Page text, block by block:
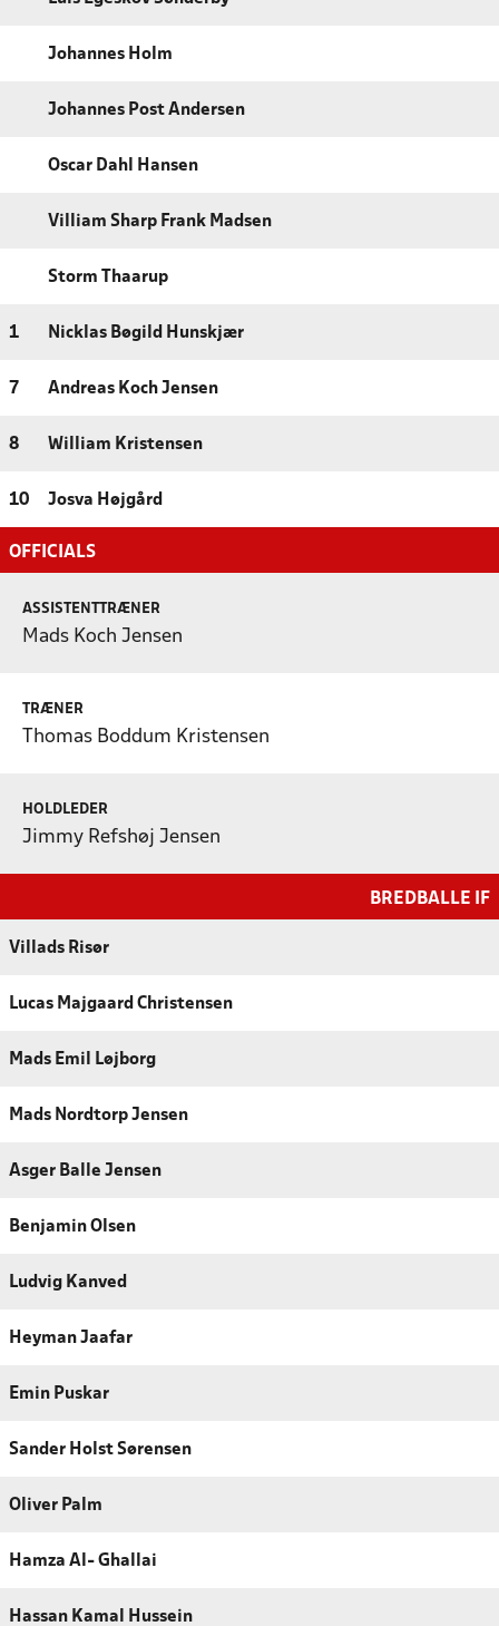
Johannes Holm
Johannes Post Andersen
Oscar Dahl Hansen
Villiam Sharp Frank Madsen
Storm Thaarup
1 Nicklas Bøgild Hunskjær
7 Andreas Koch Jensen
8 William Kristensen
10 Josva Højgård
OFFICIALS
ASSISTENTTRÆNER
Mads Koch Jensen
TRÆNER
Thomas Boddum Kristensen
HOLDLEDER
Jimmy Refshøj Jensen
BREDBALLE IF
Villads Risør
Lucas Majgaard Christensen
Mads Emil Løjborg
Mads Nordtorp Jensen
Asger Balle Jensen
Benjamin Olsen
Ludvig Kanved
Heyman Jaafar
Emin Puskar
Sander Holst Sørensen
Oliver Palm
Hamza Al- Ghallai
Hassan Kamal Hussein